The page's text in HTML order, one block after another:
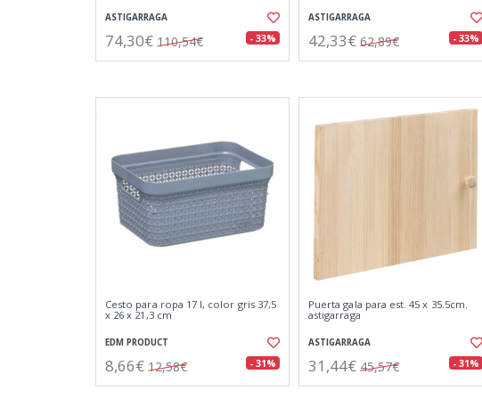
ASTIGARRAGA
74,30€ 110,54€ - 33%
ASTIGARRAGA
42,33€ 62,89€ - 33%
Cesto para ropa 17 l, color gris 37,5
x 26 x 21,3 cm
EDM PRODUCT
8,66€ 12,58€ - 31%
Puerta gala para est. 45 x 35.5cm.
astigarraga
ASTIGARRAGA
31,44€ 45,57€ - 31%